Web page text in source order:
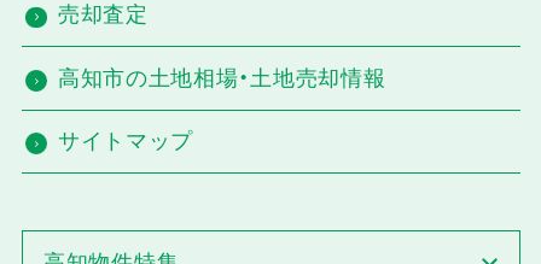
売却査定
高知市の土地相場・土地売却情報
サイトマップ